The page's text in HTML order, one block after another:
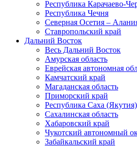
Республика Карачаево-
Республика Чечня
Северная Осетия –
Ставропольский край
Дальний Восток
Весь Дальний Восток
Амурская область
Еврейская автономная
Камчатский край
Магаданская область
Приморский край
Республика Саха (Якутия)
Сахалинская область
Хабаровский край
Чукотский автономный
Забайкальский край